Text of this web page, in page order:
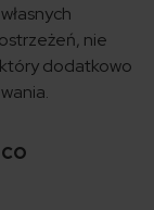
nie
dodatkowo